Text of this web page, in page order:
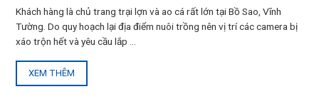
Khách hàng là chủ trang trại lợn và ao cá rất lớn tại Bồ Sao, Vĩnh
Tường. Do quy hoạch lại địa điểm nuôi trồng nên vị trí các camera bị
xáo trộn hết và yêu cầu lắp ...
XEM THÊM